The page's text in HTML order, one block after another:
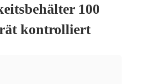
100
kontrolliert